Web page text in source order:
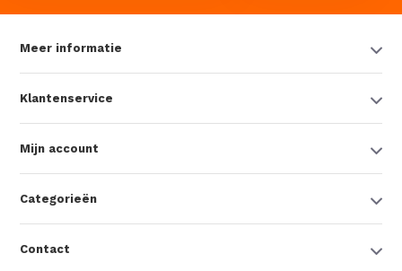
Meer informatie
Klantenservice
Mijn account
Categorieën
Contact